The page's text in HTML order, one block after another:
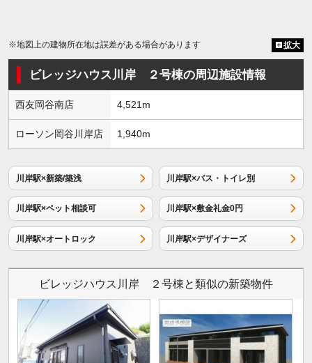
※地図上の建物所在地は誤差がある場合があります 拡大
ビレッジハウス川岸 ２号棟の周辺施設情報
西友岡谷南店 4,521m
ローソン岡谷川岸店 1,940m
川岸駅×新築/築浅 川岸駅×バス・トイレ別
川岸駅×ペット相談可 川岸駅×敷金礼金0円
川岸駅×オートロック 川岸駅×デザイナーズ
ビレッジハウス川岸 ２号棟と類似の新築物件